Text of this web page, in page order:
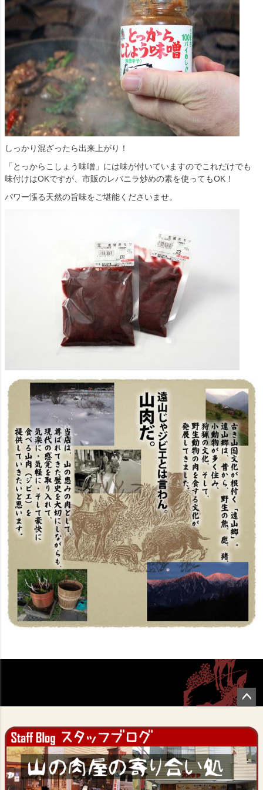
しっかり混ざったら出来上がり！
「とっからこしょう味噌」には味が付いていますのでこれだけでも
味付けはOKですが、市販のレバニラ炒めの素を使ってもOK！
パワー漲る天然の旨味をご堪能くださいませ。
ジト
へ